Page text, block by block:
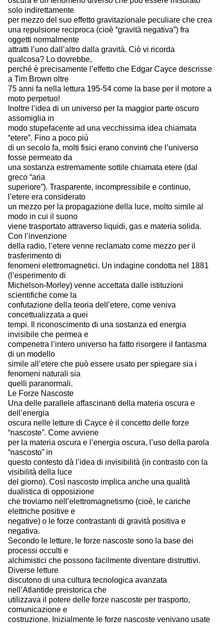
solo indirettamente
per mezzo del suo effetto gravitazionale peculiare che crea
una repulsione reciproca (cioè “gravità negativa”) fra
oggetti normalmente
attratti l’uno dall’altro dalla gravità. Ciò vi ricorda
qualcosa? Lo dovrebbe,
perché è precisamente l’effetto che Edgar Cayce descrisse
a Tim Brown oltre
75 anni fa nella lettura 195-54 come la base per il motore a
moto perpetuo!
Inoltre l’idea di un universo per la maggior parte oscuro
assomiglia in
modo stupefacente ad una vecchissima idea chiamata
“etere”. Fino a poco più
di un secolo fa, molti fisici erano convinti che l’universo
fosse permeato da
una sostanza estremamente sottile chiamata etere (dal
greco “aria
superiore”). Trasparente, incompressibile e continuo,
l’etere era considerato
un mezzo per la propagazione della luce, molto simile al
modo in cui il suono
viene trasportato attraverso liquidi, gas e materia solida.
Con l’invenzione
della radio, l’etere venne reclamato come mezzo per il
trasferimento di
fenomeni elettromagnetici. Un indagine condotta nel 1881
(l’esperimento di
Michelson-Morley) venne accettata dalle istituzioni
scientifiche come la
confutazione della teoria dell’etere, come veniva
concettualizzata a quei
tempi. Il riconoscimento di una sostanza ed energia
invisibile che permea e
compenetra l’intero universo ha fatto risorgere il fantasma
di un modello
simile all’etere che può essere usato per spiegare sia i
fenomeni naturali sia
quelli paranormali.
Le Forze Nascoste
Una delle parallele affascinanti della materia oscura e
dell’energia
oscura nelle letture di Cayce è il concetto delle forze
“nascoste”. Come avviene
per la materia oscura e l’energia oscura, l’uso della parola
“nascosto” in
questo contesto dà l’idea di invisibilità (in contrasto con la
visibilità della luce
del giorno). Così nascosto implica anche una qualità
dualistica di opposizione
che troviamo nell’elettromagnetismo (cioè, le cariche
elettriche positive e
negative) o le forze contrastanti di gravità positiva e
negativa.
Secondo le letture, le forze nascoste sono la base dei
processi occulti e
alchimistici che possono facilmente diventare distruttivi.
Diverse letture
discutono di una cultura tecnologica avanzata
nell’Atlantide preistorica che
utilizzava il potere delle forze nascoste per trasporto,
comunicazione e
costruzione. Inizialmente le forze nascoste venivano usate